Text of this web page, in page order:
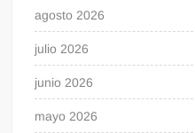
agosto 2026
julio 2026
junio 2026
mayo 2026